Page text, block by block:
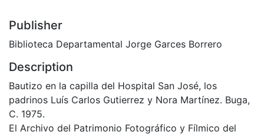
Publisher
Biblioteca Departamental Jorge Garces Borrero
Description
Bautizo en la capilla del Hospital San José, los
padrinos Luís Carlos Gutierrez y Nora Martínez. Buga,
C. 1975.
El Archivo del Patrimonio Fotográfico y Fílmico del